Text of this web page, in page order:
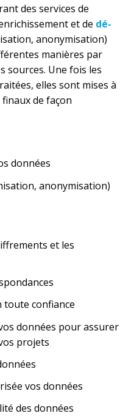
des services de
et de dé-
anonymisation)
manières par
sources. Une fois les
elles sont mises à
de façon
données
anonymisation)
et les
toute confiance
données pour assurer
projets
vos données
des données